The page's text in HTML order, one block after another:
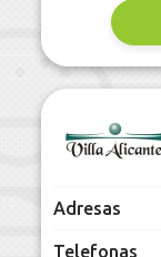
Adresas
Telefonas